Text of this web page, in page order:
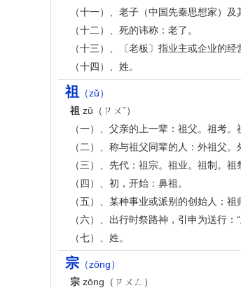
（十一）、老子（中国先秦思想家）及
（十二）、死的讳称：老了。
（十三）、〔老板〕指业主或企业的经
（十四）、姓。
祖
（zǔ）
祖 zǔ（ㄗㄨˇ）
（一）、父亲的上一辈：祖父。祖考。
（二）、称与祖父同辈的人：外祖父。
（三）、先代：祖宗。祖业。祖制。祖
（四）、初，开始：鼻祖。
（五）、某种事业或派别的创始人：祖
（六）、出行时祭路神，引申为送行：
（七）、姓。
宗 （zōng）
宗 zōng（ㄗㄨㄥ）